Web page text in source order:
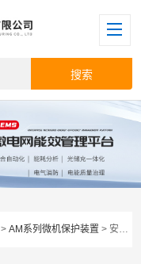
>AM系列微机保护装置 > 安科瑞AM5SE-F线路保护测控装置10kv